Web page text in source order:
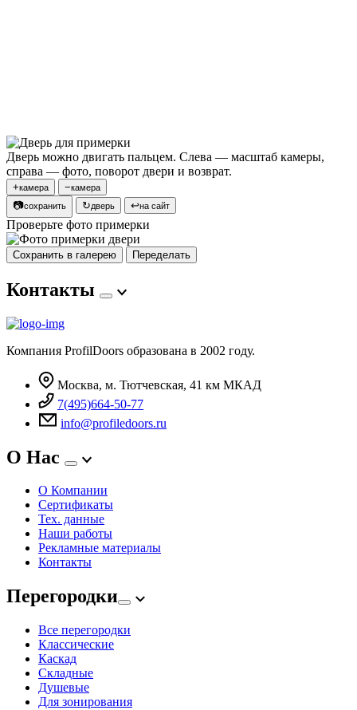
Дверь можно двигать пальцем. Слева — масштаб камеры,
справа — фото, поворот двери и возврат.
+камера −камера
📷сохранить ↻дверь ↩на сайт
Проверьте фото примерки
Сохранить в галерею Переделать
Контакты
Компания ProfilDoors образована в 2002 году.
Москва, м. Тютчевская, 41 км МКАД
7(495)664-50-77
info@profiledoors.ru
О Нас
О Компании
Сертификаты
Тех. данные
Наши работы
Рекламные материалы
Контакты
Перегородки
Все перегородки
Классические
Каскад
Складные
Душевые
Для зонирования